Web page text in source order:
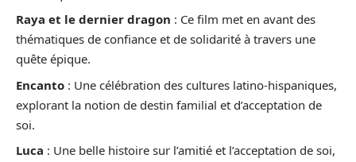
Raya et le dernier dragon : Ce film met en avant des
thématiques de confiance et de solidarité à travers une
quête épique.
Encanto : Une célébration des cultures latino-hispaniques,
explorant la notion de destin familial et d’acceptation de
soi.
Luca : Une belle histoire sur l’amitié et l’acceptation de soi,